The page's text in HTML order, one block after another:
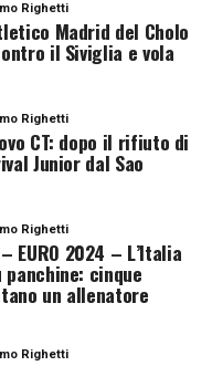
Righetti
Madrid del Cholo
il Siviglia e vola
Righetti
CT: dopo il rifiuto di
Junior dal Sao
Righetti
EURO 2024 – L’Italia
cinque
un allenatore
Righetti